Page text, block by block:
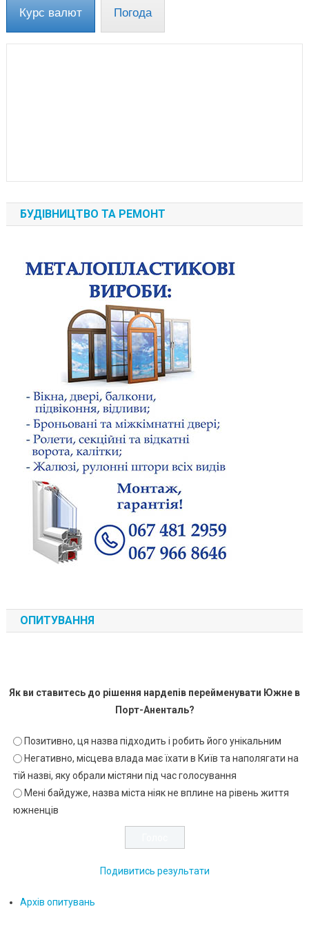
Курс валют Погода
БУДІВНИЦТВО ТА РЕМОНТ
ОПИТУВАННЯ
Як ви ставитесь до рішення нардепів перейменувати Южне в
Порт-Аненталь?
Позитивно, ця назва підходить і робить його унікальним
Негативно, місцева влада має їхати в Київ та наполягати на
тій назві, яку обрали містяни під час голосування
Мені байдуже, назва міста ніяк не вплине на рівень життя
южненців
Подивитись результати
Архів опитувань